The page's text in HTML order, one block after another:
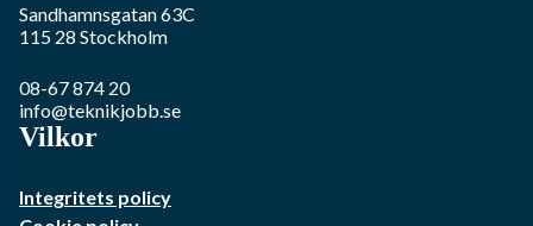
Sandhamnsgatan 63C
115 28 Stockholm
08-67 874 20
info@teknikjobb.se
Vilkor
Integritets policy